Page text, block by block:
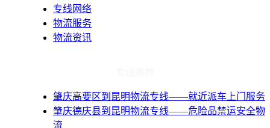
专线网络
物流服务
物流资讯
肇庆高要区到昆明物流专线——就近派车上门服务
肇庆德庆县到昆明物流专线——危险品禁运安全物
流